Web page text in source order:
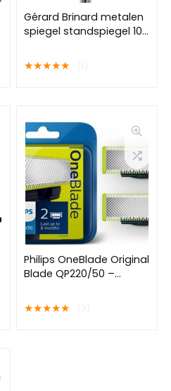
Gérard Brinard metalen
spiegel standspiegel 10x
★★★★★
Philips OneBlade Original
Blade QP220/50 –
stuks
★★★★★